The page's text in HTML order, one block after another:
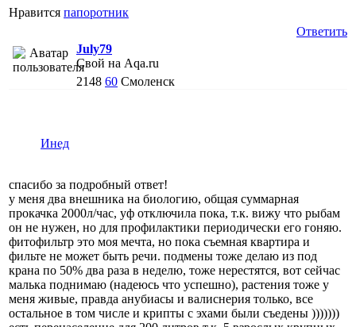
Нравится папоротник
Ответить
July79
Свой на Aqa.ru
2148 60 Смоленск
Инед
спасибо за подробный ответ!
у меня два внешника на биологию, общая суммарная
прокачка 2000л/час, уф отключила пока, т.к. вижу что рыбам
он не нужен, но для профилактики периодически его гоняю.
фитофильтр это моя мечта, но пока съемная квартира и
фильте не может быть речи. подмены тоже делаю из под
крана по 50% два раза в неделю, тоже нерестятся, вот сейчас
малька поднимаю (надеюсь что успешно), растения тоже у
меня живые, правда анубиасы и валиснерия только, все
остальное в том числе и крипты с эхами были съедены )))))))